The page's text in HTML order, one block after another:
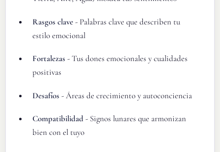
Rasgos clave- Palabras clave que describen tu
estilo emocional
Fortalezas - Tus dones emocionales y cualidades
positivas
Desafíos - Áreas de crecimiento y autoconciencia
Compatibilidad- Signos lunares que armonizan
bien con el tuyo